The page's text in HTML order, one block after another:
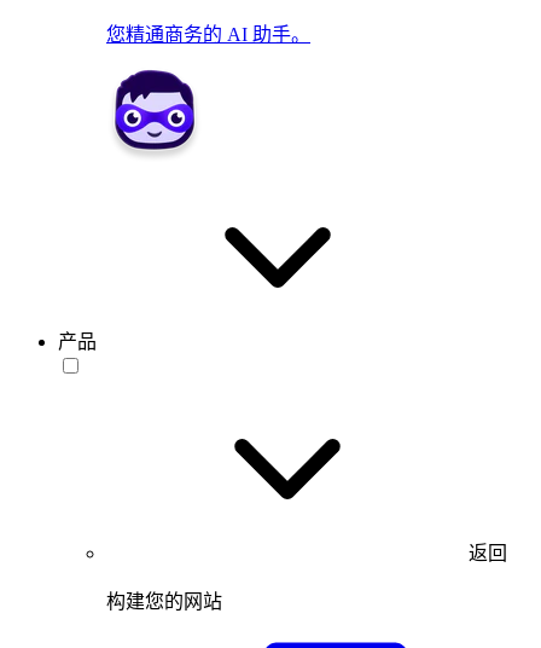
您精通商务的 AI 助手。
产品
返回
构建您的网站